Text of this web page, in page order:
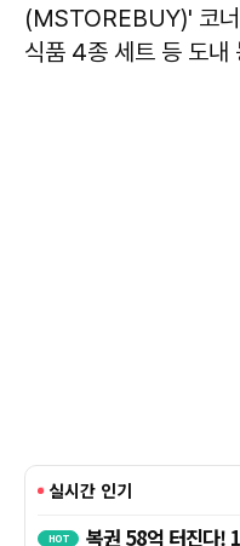
(MSTOREBUY)' 코너
식품 4종 세트 등 도내